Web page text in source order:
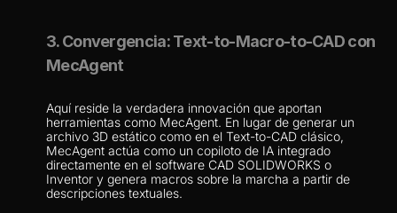
3. Convergencia: Text-to-Macro-to-CAD con
MecAgent
Aquí reside la verdadera innovación que aportan
herramientas como MecAgent. En lugar de generar un
archivo 3D estático como en el Text-to-CAD clásico,
MecAgent actúa como un copiloto de IA integrado
directamente en el software CAD SOLIDWORKS o
Inventor y genera macros sobre la marcha a partir de
descripciones textuales.